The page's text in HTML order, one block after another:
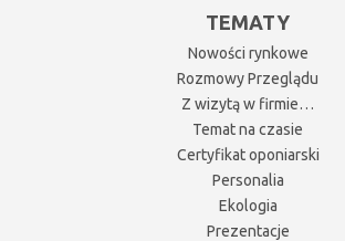
TEMATY
Nowości rynkowe
Rozmowy Przeglądu
Z wizytą w firmie…
Temat na czasie
Certyfikat oponiarski
Personalia
Ekologia
Prezentacje